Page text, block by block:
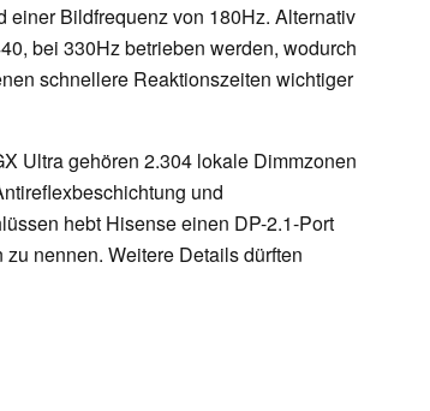
Bildfrequenz von 180Hz. Alternativ
bei 330Hz betrieben werden, wodurch
schnellere Reaktionszeiten wichtiger
Ultra gehören 2.304 lokale Dimmzonen
und
hebt Hisense einen DP-2.1-Port
nennen. Weitere Details dürften